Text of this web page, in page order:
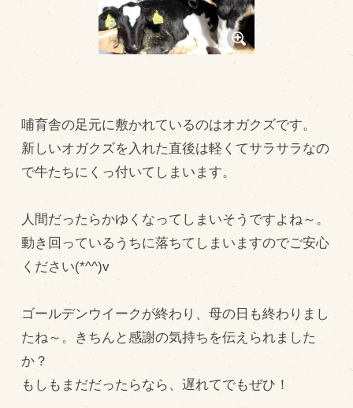
哺育舎の足元に敷かれているのはオガクズです。
新しいオガクズを入れた直後は軽くてサラサラなの
で牛たちにくっ付いてしまいます。
人間だったらかゆくなってしまいそうですよね～。
動き回っているうちに落ちてしまいますのでご安心
ください(*^^)v
ゴールデンウイークが終わり、母の日も終わりまし
たね～。きちんと感謝の気持ちを伝えられました
か？
もしもまだだったらなら、遅れてでもぜひ！
お客様の声
オリジナル投稿レシピ
採用情報
blog
牧場の仕事
その他
牧場のご紹介
飼育している牛について
環境・堆肥リサイクル
食肉加工場を新設